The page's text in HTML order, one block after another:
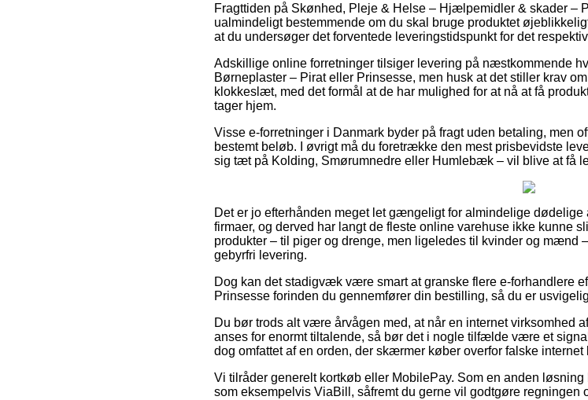
Fragttiden på Skønhed, Pleje & Helse – Hjælpemidler & skader –
ualmindeligt bestemmende om du skal bruge produktet
at du undersøger det forventede leveringstidspunkt for det
Adskillige online forretninger tilsiger levering på næstkommende
Børneplaster – Pirat eller Prinsesse, men husk at det stiller krav
klokkeslæt, med det formål at de har mulighed for at nå at få
tager hjem.
Visse e-forretninger i Danmark byder på fragt uden betaling, men
bestemt beløb. I øvrigt må du foretrække den mest prisbevidste
sig tæt på Kolding, Smørumnedre eller Humlebæk – vil blive at få
Det er jo efterhånden meget let gængeligt for almindelige
firmaer, og derved har langt de fleste online varehuse ikke kunne
produkter – til piger og drenge, men ligeledes til kvinder og mænd
gebyrfri levering.
Dog kan det stadigvæk være smart at granske flere e-forhandlere
Prinsesse forinden du gennemfører din bestilling, så du er
Du bør trods alt være årvågen med, at når en internet virksomhed
anses for enormt tiltalende, så bør det i nogle tilfælde være et
dog omfattet af en orden, der skærmer køber overfor falske internet
Vi tilråder generelt kortkøb eller MobilePay. Som en anden
som eksempelvis ViaBill, såfremt du gerne vil godtgøre regningen